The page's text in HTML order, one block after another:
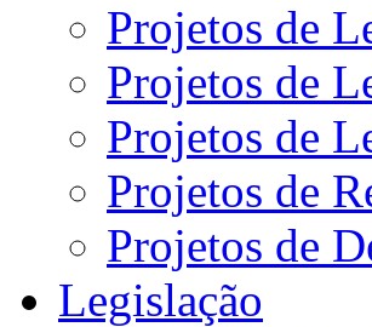
Projetos de
Projetos de
Projetos de
Projetos de
Projetos de
Legislação